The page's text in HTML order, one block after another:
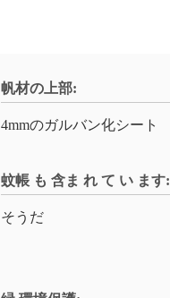
帆材の上部:
4mmのガルバン化シート
蚊帳 も 含ま れ て い ます:
そうだ